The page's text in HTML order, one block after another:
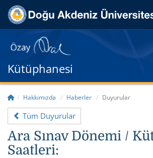
Kütüphanesi
Hakkımızda Haberler Duyurular
Tüm Duyurular
Ara Sınav Dönemi /
Saatleri: